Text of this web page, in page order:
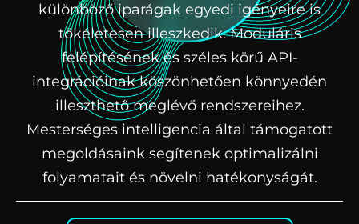
különböző iparágak egyedi igényeire is
tökéletesen illeszkedik. Moduláris
felépítésének és széles körű API-
integrációinak köszönhetően könnyedén
illeszthető meglévő rendszereihez.
Mesterséges intelligencia által támogatott
megoldásaink segítenek optimalizálni
folyamatait és növelni hatékonyságát.